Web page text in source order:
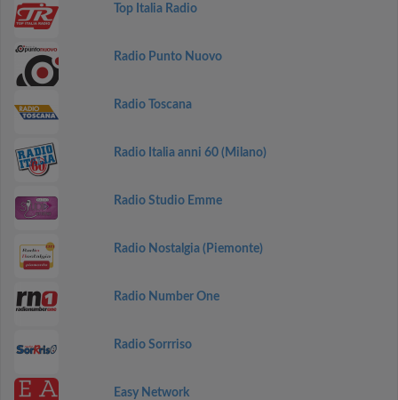
Top Italia Radio
Radio Punto Nuovo
Radio Toscana
Radio Italia anni 60 (Milano)
Radio Studio Emme
Radio Nostalgia (Piemonte)
Radio Number One
Radio Sorrriso
Easy Network